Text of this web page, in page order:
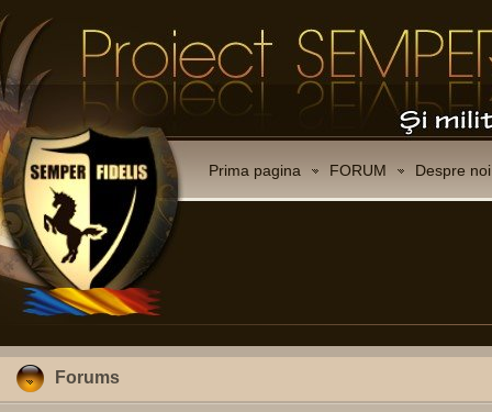
Prima pagina FORUM Despre noi
Forums